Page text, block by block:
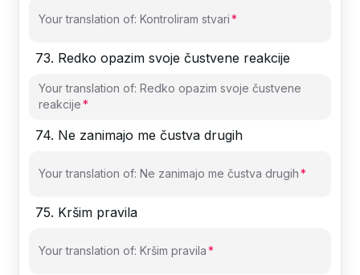
Your translation of: Kontroliram stvari
73. Redko opazim svoje čustvene reakcije
Your translation of: Redko opazim svoje čustvene
reakcije
74. Ne zanimajo me čustva drugih
Your translation of: Ne zanimajo me čustva drugih
75. Kršim pravila
Your translation of: Kršim pravila